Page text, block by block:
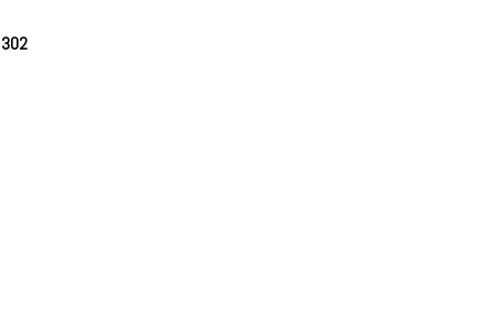
302